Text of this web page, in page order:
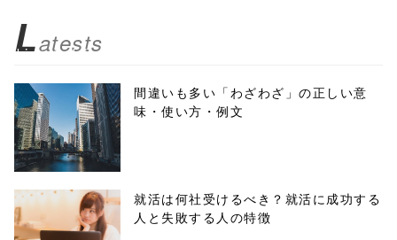
biz.jp/public_ht
ml/wp-
content/themes
/tapbiz_theme/
parts/sns-
buttons.php on
Latests
間違いも多い「わざわざ」の正しい意
味・使い方・例文
就活は何社受けるべき？就活に成功する
人と失敗する人の特徴